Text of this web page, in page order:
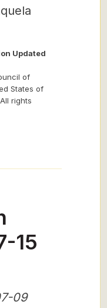
Updated
of
States of
rights
15
09